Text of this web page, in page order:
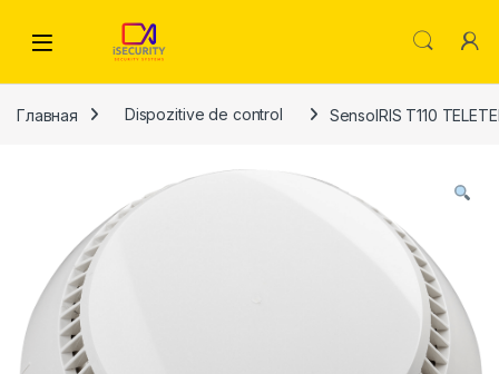
Главная Dispozitive de control SensoIRIS T110